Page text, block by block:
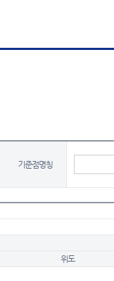
기준점명칭
위도